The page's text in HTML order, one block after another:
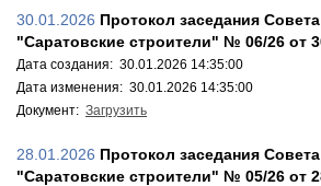
30.01.2026 Протокол заседания
"Саратовские строители" № 06/26 от
Дата создания: 30.01.2026 14:35:00
Дата изменения: 30.01.2026 14:35:00
Документ: Загрузить
28.01.2026 Протокол заседания
"Саратовские строители" № 05/26 от